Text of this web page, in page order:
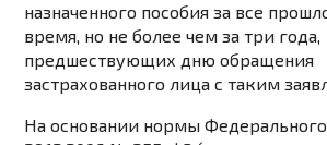
назначенного пособия за все
время, но не более чем за три года,
предшествующих дню обращения
застрахованного лица с таким
На основании нормы Федерального